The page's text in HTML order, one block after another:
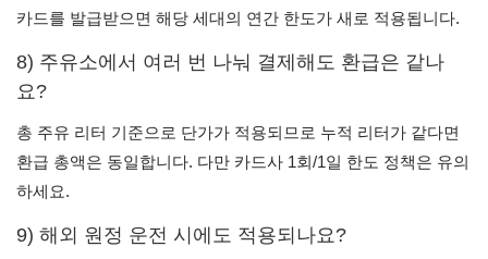
카드를 발급받으면 해당 세대의 연간 한도가 새로 적용됩니다.
8) 주유소에서 여러 번 나눠 결제해도 환급은 같나
요?
총 주유 리터 기준으로 단가가 적용되므로 누적 리터가 같다면
환급 총액은 동일합니다. 다만 카드사 1회/1일 한도 정책은 유의
하세요.
9) 해외 원정 운전 시에도 적용되나요?